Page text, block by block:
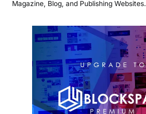
Magazine, Blog, and Publishing Websites.